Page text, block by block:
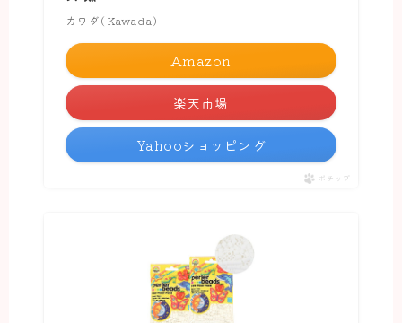
カワダ(Kawada)
Amazon
楽天市場
Yahooショッピング
ポチップ